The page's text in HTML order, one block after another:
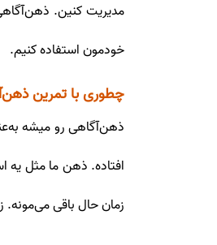
مدیریت کنین.
خودمون استفاده کنیم.
چطوری با تمرین
ذهن‌آگاهی رو میشه
افتاده. ذهن ما مثل یه
زمان حال باقی